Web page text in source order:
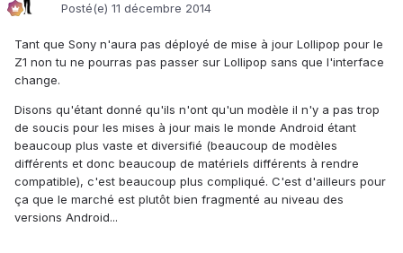
Posté(e) 11 décembre 2014
Tant que Sony n'aura pas déployé de mise à jour Lollipop pour le
Z1 non tu ne pourras pas passer sur Lollipop sans que l'interface
change.
Disons qu'étant donné qu'ils n'ont qu'un modèle il n'y a pas trop
de soucis pour les mises à jour mais le monde Android étant
beaucoup plus vaste et diversifié (beaucoup de modèles
différents et donc beaucoup de matériels différents à rendre
compatible), c'est beaucoup plus compliqué. C'est d'ailleurs pour
ça que le marché est plutôt bien fragmenté au niveau des
versions Android...